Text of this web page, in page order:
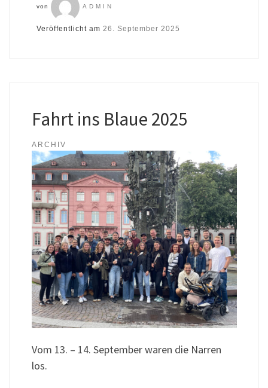
von ADMIN
Veröffentlicht am 26. September 2025
Fahrt ins Blaue 2025
ARCHIV
Vom 13. – 14. September waren die Narren
los.